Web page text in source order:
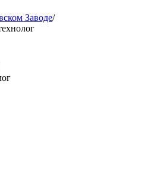
Заводе/